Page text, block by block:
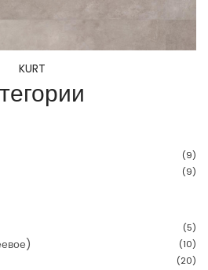
KURT
(9)
(9)
(5)
(10)
(20)